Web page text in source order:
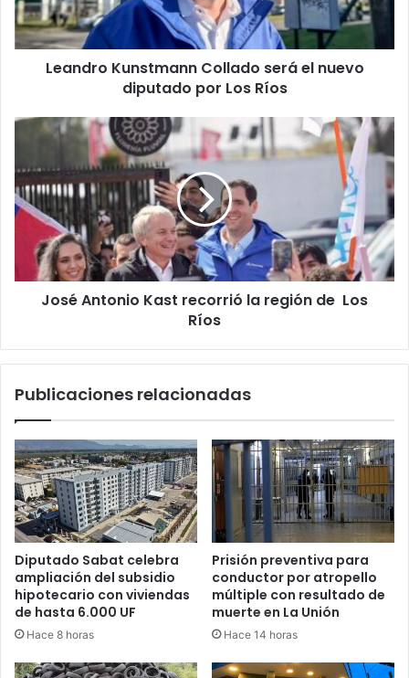
diputado
por
Los
Leandro Kunstmann Collado será el nuevo
diputado por Los Ríos
José
Antonio
recorrió
la
región
Ríos
José Antonio Kast recorrió la región de Los
Ríos
Publicaciones relacionadas
Diputado Sabat celebra
ampliación del subsidio
hipotecario con viviendas
de hasta 6.000 UF
Hace 8 horas
Prisión preventiva para
conductor por atropello
múltiple con resultado de
muerte en La Unión
Hace 14 horas